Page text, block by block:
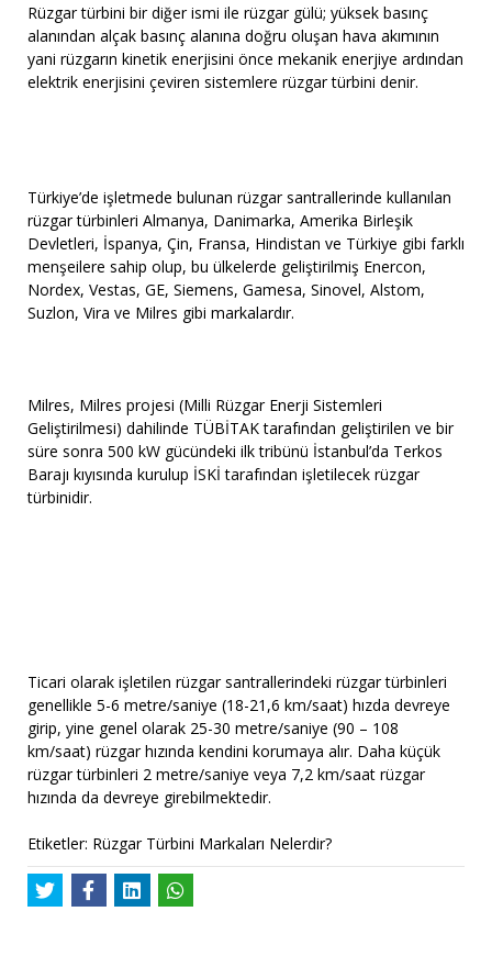
Rüzgar türbini bir diğer ismi ile rüzgar gülü; yüksek basınç
alanından alçak basınç alanına doğru oluşan hava akımının
yani rüzgarın kinetik enerjisini önce mekanik enerjiye ardından
elektrik enerjisini çeviren sistemlere rüzgar türbini denir.
Türkiye’de işletmede bulunan rüzgar santrallerinde kullanılan
rüzgar türbinleri Almanya, Danimarka, Amerika Birleşik
Devletleri, İspanya, Çin, Fransa, Hindistan ve Türkiye gibi farklı
menşeilere sahip olup, bu ülkelerde geliştirilmiş Enercon,
Nordex, Vestas, GE, Siemens, Gamesa, Sinovel, Alstom,
Suzlon, Vira ve Milres gibi markalardır.
Milres, Milres projesi (Milli Rüzgar Enerji Sistemleri
Geliştirilmesi) dahilinde TÜBİTAK tarafından geliştirilen ve bir
süre sonra 500 kW gücündeki ilk tribünü İstanbul’da Terkos
Barajı kıyısında kurulup İSKİ tarafından işletilecek rüzgar
türbinidir.
Ticari olarak işletilen rüzgar santrallerindeki rüzgar türbinleri
genellikle 5-6 metre/saniye (18-21,6 km/saat) hızda devreye
girip, yine genel olarak 25-30 metre/saniye (90 – 108
km/saat) rüzgar hızında kendini korumaya alır. Daha küçük
rüzgar türbinleri 2 metre/saniye veya 7,2 km/saat rüzgar
hızında da devreye girebilmektedir.
Etiketler: Rüzgar Türbini Markaları Nelerdir?